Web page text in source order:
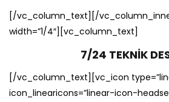
[/vc_column_text][/
width=”1/4″][vc_column_text]
7/24 TEKNİK
[/vc_column_text][vc_icon
icon_linearicons=”linear-icon-